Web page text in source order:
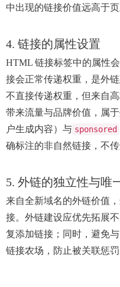
中出现的链接价值远高于
4. 链接的属性设置
HTML 链接标签中的属性
接会正常传递权重，是外
不直接传递权重，但来自
带来流量与品牌价值，属
户生成内容）与 sponsored
确标注的非自然链接，不
5. 外链的独立性与唯
来自全新域名的外链价值
接。外链建设应优先拓展
复添加链接；同时，避免
链接农场，防止被关联惩罚